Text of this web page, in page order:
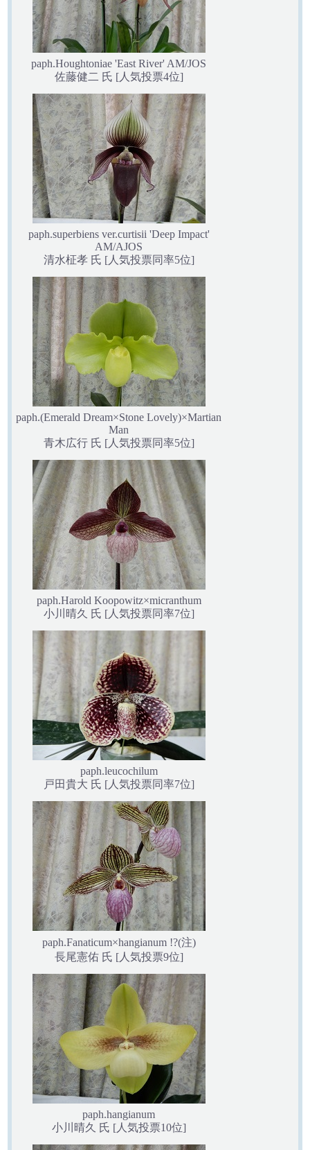
paph.Houghtoniae 'East River' AM/JOS
佐藤健二 氏 [人気投票4位]
paph.superbiens ver.curtisii 'Deep Impact'
AM/AJOS
清水柾孝 氏 [人気投票同率5位]
paph.(Emerald Dream×Stone Lovely)×Martian
Man
青木広行 氏 [人気投票同率5位]
paph.Harold Koopowitz×micranthum
小川晴久 氏 [人気投票同率7位]
paph.leucochilum
戸田貴大 氏 [人気投票同率7位]
paph.Fanaticum×hangianum !?(注)
長尾憲佑 氏 [人気投票9位]
paph.hangianum
小川晴久 氏 [人気投票10位]